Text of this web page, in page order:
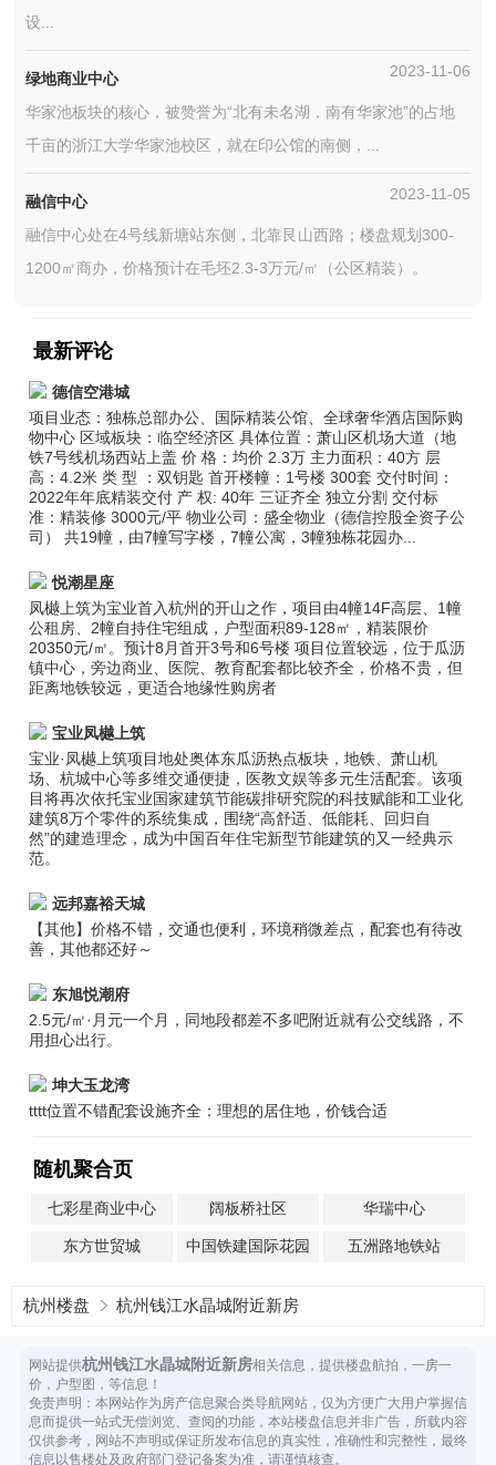
设...
绿地商业中心 2023-11-06
华家池板块的核心，被赞誉为“北有未名湖，南有华家池”的占地
千亩的浙江大学华家池校区，就在印公馆的南侧，...
融信中心 2023-11-05
融信中心处在4号线新塘站东侧，北靠艮山西路；楼盘规划300-
1200㎡商办，价格预计在毛坯2.3-3万元/㎡（公区精装）。
最新评论
德信空港城
项目业态：独栋总部办公、国际精装公馆、全球奢华酒店国际购
物中心 区域板块：临空经济区 具体位置：萧山区机场大道（地
铁7号线机场西站上盖 价 格：均价 2.3万 主力面积：40方 层
高：4.2米 类 型 ：双钥匙 首开楼幢：1号楼 300套 交付时间：
2022年年底精装交付 产 权: 40年 三证齐全 独立分割 交付标
准：精装修 3000元/平 物业公司：盛全物业（德信控股全资子公
司） 共19幢，由7幢写字楼，7幢公寓，3幢独栋花园办...
悦潮星座
凤樾上筑为宝业首入杭州的开山之作，项目由4幢14F高层、1幢
公租房、2幢自持住宅组成，户型面积89-128㎡，精装限价
20350元/㎡。预计8月首开3号和6号楼 项目位置较远，位于瓜沥
镇中心，旁边商业、医院、教育配套都比较齐全，价格不贵，但
距离地铁较远，更适合地缘性购房者
宝业凤樾上筑
宝业·凤樾上筑项目地处奥体东瓜沥热点板块，地铁、萧山机
场、杭城中心等多维交通便捷，医教文娱等多元生活配套。该项
目将再次依托宝业国家建筑节能碳排研究院的科技赋能和工业化
建筑8万个零件的系统集成，围绕“高舒适、低能耗、回归自
然”的建造理念，成为中国百年住宅新型节能建筑的又一经典示
范。
远邦嘉裕天城
【其他】价格不错，交通也便利，环境稍微差点，配套也有待改
善，其他都还好～
东旭悦潮府
2.5元/㎡·月元一个月，同地段都差不多吧附近就有公交线路，不
用担心出行。
坤大玉龙湾
tttt位置不错配套设施齐全：理想的居住地，价钱合适
随机聚合页
七彩星商业中心 阔板桥社区 华瑞中心
东方世贸城 中国铁建国际花园 五洲路地铁站
杭州楼盘 杭州钱江水晶城附近新房
网站提供杭州钱江水晶城附近新房相关信息，提供楼盘航拍，一房一
价，户型图，等信息！
免责声明：本网站作为房产信息聚合类导航网站，仅为方便广大用户掌握信
息而提供一站式无偿浏览、查阅的功能，本站楼盘信息并非广告，所载内容
仅供参考，网站不声明或保证所发布信息的真实性，准确性和完整性，最终
信息以售楼处及政府部门登记备案为准，请谨慎核查。